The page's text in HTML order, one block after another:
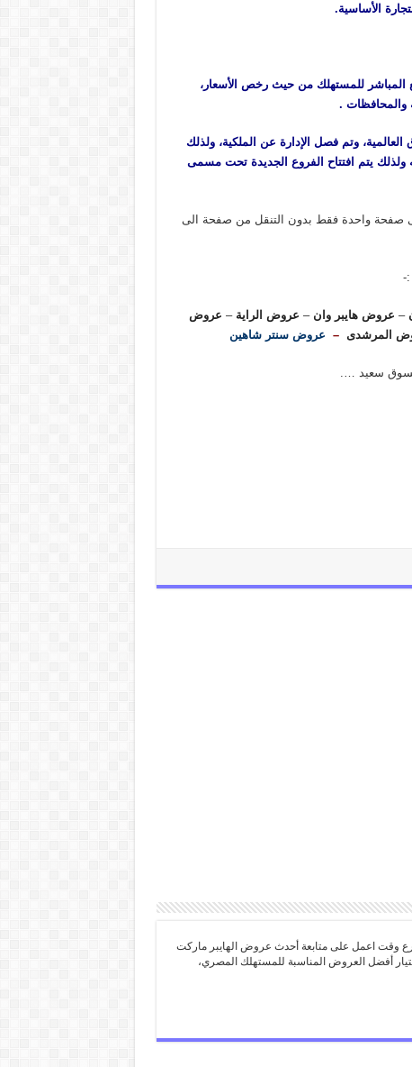
الأساسية.
في عالم البيع المباشر للمستهلك من حيث رخص الأسعار،
وتم فصل الإدارة عن الملكية، ولذلك
يتم افتتاح الفروع الجديدة تحت مسمى
صفحة واحدة فقط بدون التنقل من صفحة الى
:-
– عروض هايبر وان – عروض الراية – عروض
المرشدى – عروض سنتر شاهين
سعيد ….
وقت اعمل على متابعة أحدث عروض الهايبر ماركت
أفضل العروض المناسبة للمستهلك المصري،